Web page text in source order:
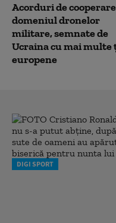
Acorduri de
domeniul dronelor
militare, semnate de
Ucraina cu mai multe
europene
DIGI SPORT